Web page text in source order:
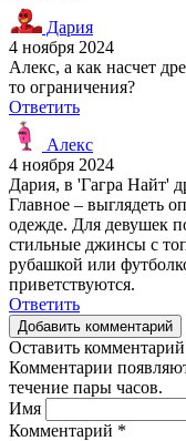
Дария
4 ноября 2024
Алекс, а как насчет
то ограничения?
Ответить
Алекс
4 ноября 2024
Дария, в 'Гагра Найт'
Главное – выглядеть
одежде. Для девушек
стильные джинсы с
рубашкой или
приветствуются.
Ответить
Добавить комментарий
Оставить комментарий
Комментарии
течение пары часов.
Имя
Комментарий *